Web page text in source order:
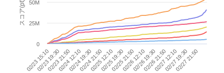
スコア(pt)
02/23 15:10 02/25 19:30 02/27 21:50
02/23 19:30
02/23 21:50
02/24 12:10
02/24 19:30
02/24 21:50
02/25 12:1002/25 21:50
02/26 12:10
02/26 19:30
02/26 21:50
02/27 12:10
02/27 19:30
0
50M
25M